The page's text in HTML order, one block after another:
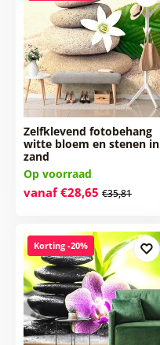
Zelfklevend fotobehang
witte bloem en stenen in
zand
Op voorraad
vanaf €28,65 €35,81
Korting -20%